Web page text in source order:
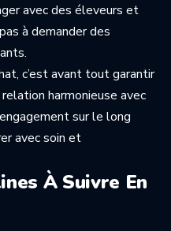
avec des éleveurs et
à demander des
c’est avant tout garantir
harmonieuse avec
sur le long
avec soin et
À Suivre En